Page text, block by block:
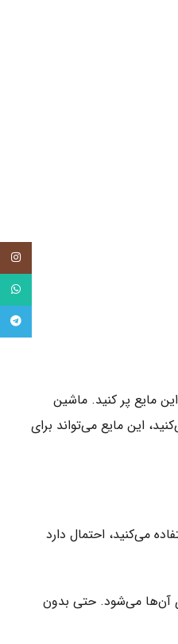
مایع پر کنید. ماشین
این مایع می‌تواند برای
می‌کنید، احتمال دارد
آن‌ها می‌شود. حتی بدون